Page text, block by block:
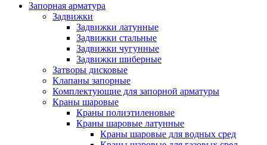
Запорная арматура
Задвижки
Задвижки латунные
Задвижки стальные
Задвижки чугунные
Задвижки шиберные
Затворы дисковые
Клапаны запорные
Комплектующие для запорной арматуры
Краны шаровые
Краны полиэтиленовые
Краны шаровые латунные
Краны шаровые для водных сред